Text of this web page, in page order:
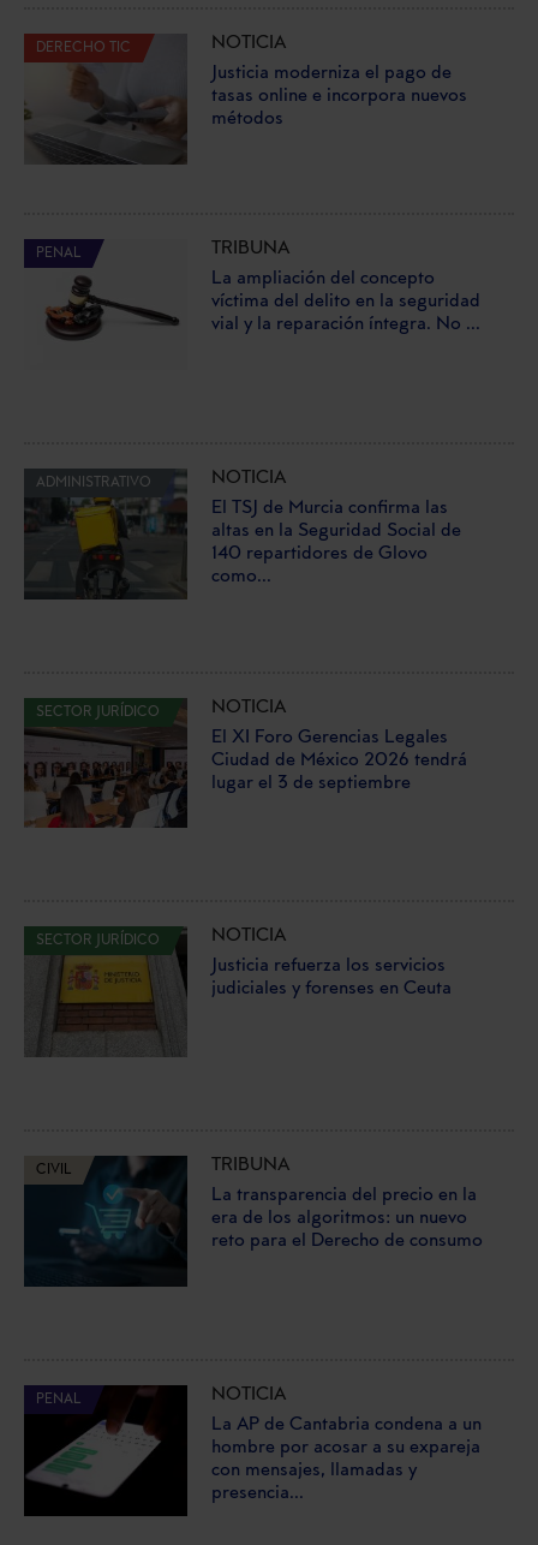
DERECHO TIC
NOTICIA
Justicia moderniza el pago de
tasas online e incorpora nuevos
métodos
PENAL
TRIBUNA
La ampliación del concepto
víctima del delito en la seguridad
vial y la reparación íntegra. No ...
ADMINISTRATIVO
NOTICIA
El TSJ de Murcia confirma las
altas en la Seguridad Social de
140 repartidores de Glovo
como...
SECTOR JURÍDICO
NOTICIA
El XI Foro Gerencias Legales
Ciudad de México 2026 tendrá
lugar el 3 de septiembre
SECTOR JURÍDICO
NOTICIA
Justicia refuerza los servicios
judiciales y forenses en Ceuta
CIVIL
TRIBUNA
La transparencia del precio en la
era de los algoritmos: un nuevo
reto para el Derecho de consumo
PENAL
NOTICIA
La AP de Cantabria condena a un
hombre por acosar a su expareja
con mensajes, llamadas y
presencia...